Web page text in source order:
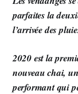
parfaites la
l’arrivée des
2020 est la
nouveau chai,
performant qui